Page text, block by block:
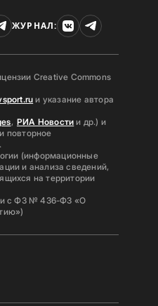
ЖУРНАЛ:
Creative Commons
и указание автора
, РИА Новости и др.) и
повторное
(информационные
и анализа сведений,
на территории
с ФЗ № 436-ФЗ «О